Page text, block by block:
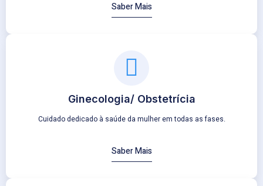
Saber Mais
Ginecologia/ Obstetrícia
Cuidado dedicado à saúde da mulher em todas as fases.
Saber Mais